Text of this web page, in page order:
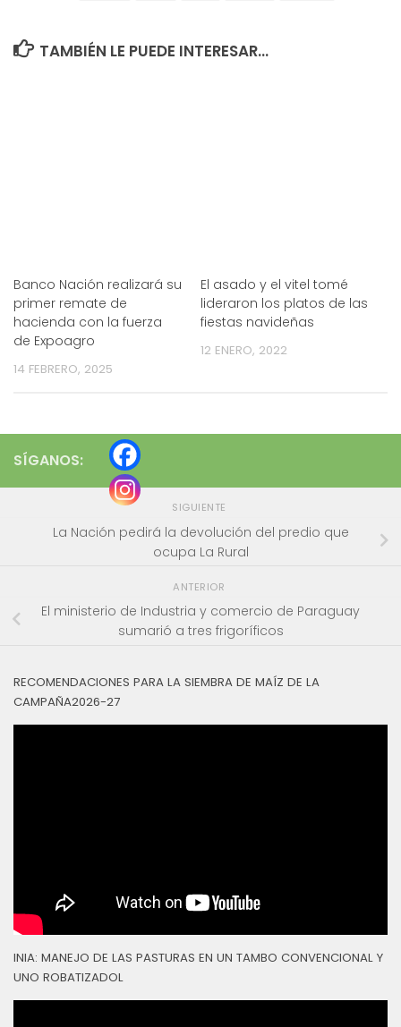
TAMBIÉN LE PUEDE INTERESAR...
Banco Nación realizará su
primer remate de
hacienda con la fuerza
de Expoagro
14 FEBRERO, 2025
El asado y el vitel tomé
lideraron los platos de las
fiestas navideñas
12 ENERO, 2022
SÍGANOS:
SIGUIENTE
La Nación pedirá la devolución del predio que
ocupa La Rural
ANTERIOR
El ministerio de Industria y comercio de Paraguay
sumarió a tres frigoríficos
RECOMENDACIONES PARA LA SIEMBRA DE MAÍZ DE LA
CAMPAÑA2026-27
INIA: MANEJO DE LAS PASTURAS EN UN TAMBO CONVENCIONAL Y
UNO ROBATIZADOL